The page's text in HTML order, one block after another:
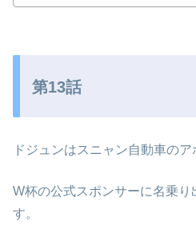
第13話
ドジュンはスニャン自動車の
W杯の公式スポンサーに名乗り
す。